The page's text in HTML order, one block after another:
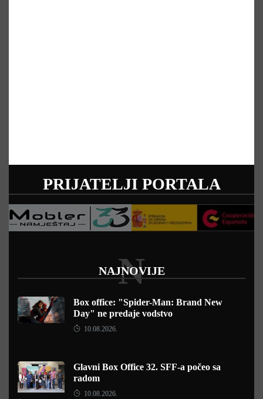
PRIJATELJI PORTALA
NAJNOVIJE
N
Box office: "Spider-Man: Brand New
Day" ne predaje vodstvo
10.08.2026.
Glavni Box Office 32. SFF-a počeo sa
radom
10.08.2026.